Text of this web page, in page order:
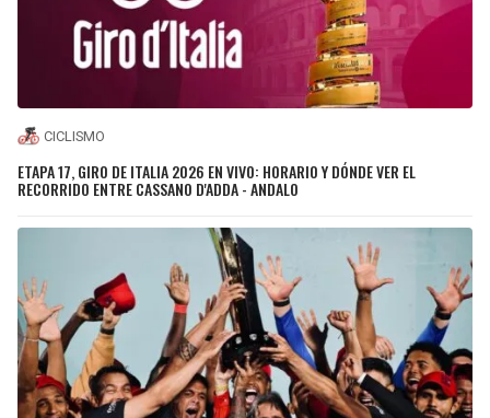
CICLISMO
ETAPA 17, GIRO DE ITALIA 2026 EN VIVO: HORARIO Y DÓNDE VER EL
RECORRIDO ENTRE CASSANO D'ADDA - ANDALO